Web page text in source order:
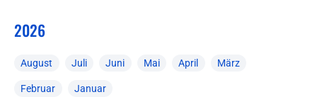
2026
August Juli Juni Mai April März
Februar Januar